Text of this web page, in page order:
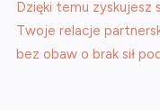
Dzięki temu zyskujesz
Twoje relacje
bez obaw o brak sił